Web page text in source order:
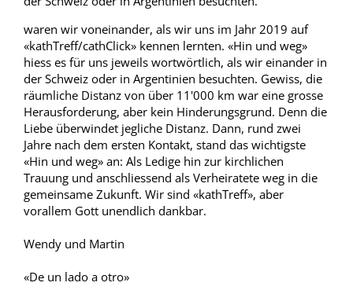
JETZT MITGLIED WERDEN
waren wir voneinander, als wir uns im Jahr 2019 auf
«kathTreff/cathClick» kennen lernten. «Hin und weg»
hiess es für uns jeweils wortwörtlich, als wir einander in
der Schweiz oder in Argentinien besuchten. Gewiss, die
räumliche Distanz von über 11'000 km war eine grosse
Herausforderung, aber kein Hinderungsgrund. Denn die
Liebe überwindet jegliche Distanz. Dann, rund zwei
Jahre nach dem ersten Kontakt, stand das wichtigste
«Hin und weg» an: Als Ledige hin zur kirchlichen
Trauung und anschliessend als Verheiratete weg in die
gemeinsame Zukunft. Wir sind «kathTreff», aber
vorallem Gott unendlich dankbar.
Wendy und Martin
«De un lado a otro»